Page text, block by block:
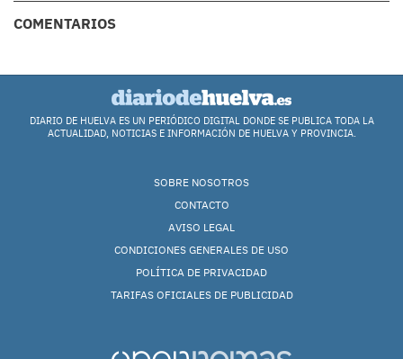
COMENTARIOS
DIARIO DE HUELVA ES UN PERIÓDICO DIGITAL DONDE SE PUBLICA TODA LA
ACTUALIDAD, NOTICIAS E INFORMACIÓN DE HUELVA Y PROVINCIA.
SOBRE NOSOTROS
CONTACTO
AVISO LEGAL
CONDICIONES GENERALES DE USO
POLÍTICA DE PRIVACIDAD
TARIFAS OFICIALES DE PUBLICIDAD